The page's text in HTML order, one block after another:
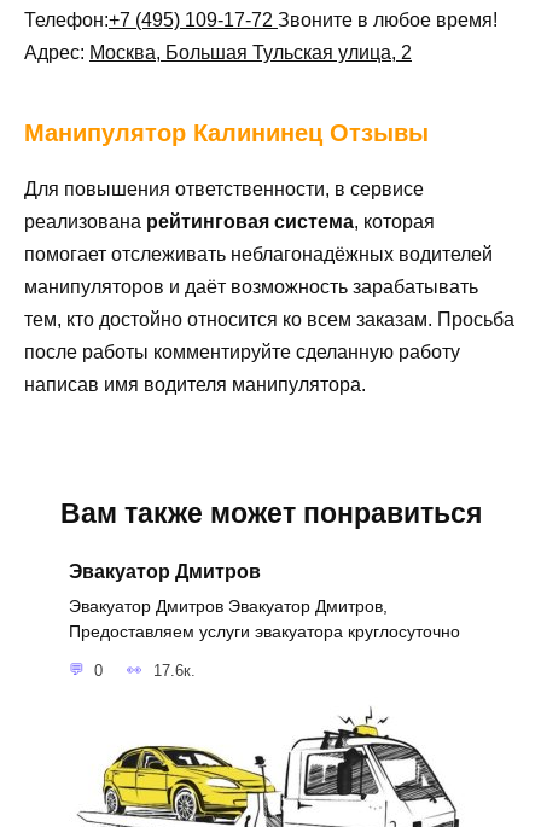
Телефон:+7 (495) 109-17-72 Звоните в любое время!
Адрес: Москва, Большая Тульская улица, 2
Манипулятор Калининец Отзывы
Для повышения ответственности, в сервисе
реализована рейтинговая система, которая
помогает отслеживать неблагонадёжных водителей
манипуляторов и даёт возможность зарабатывать
тем, кто достойно относится ко всем заказам. Просьба
после работы комментируйте сделанную работу
написав имя водителя манипулятора.
Вам также может понравиться
Эвакуатор Дмитров
Эвакуатор Дмитров Эвакуатор Дмитров,
Предоставляем услуги эвакуатора круглосуточно
0 17.6к.